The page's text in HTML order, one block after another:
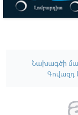
Նախագծի
Գովազդ